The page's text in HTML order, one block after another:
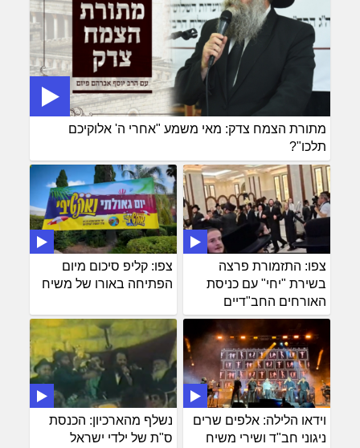
מתורת הצמח צדק: מאי משמע "אחרי ה' אלוקיכם
תלכו"?
צפו: קליפ סיכום מיום
הפתיחה באורו של משיח
צפו: התזמורת פרצה
בשירת "יחי" עם כניסת
האורחים החב"דיים
נשלף מהארכיון: הכנסת
ס"ת של ילדי ישראל
וידאו הלילה: אלפים שרים
ניגוני חב"ד ושירי משיח